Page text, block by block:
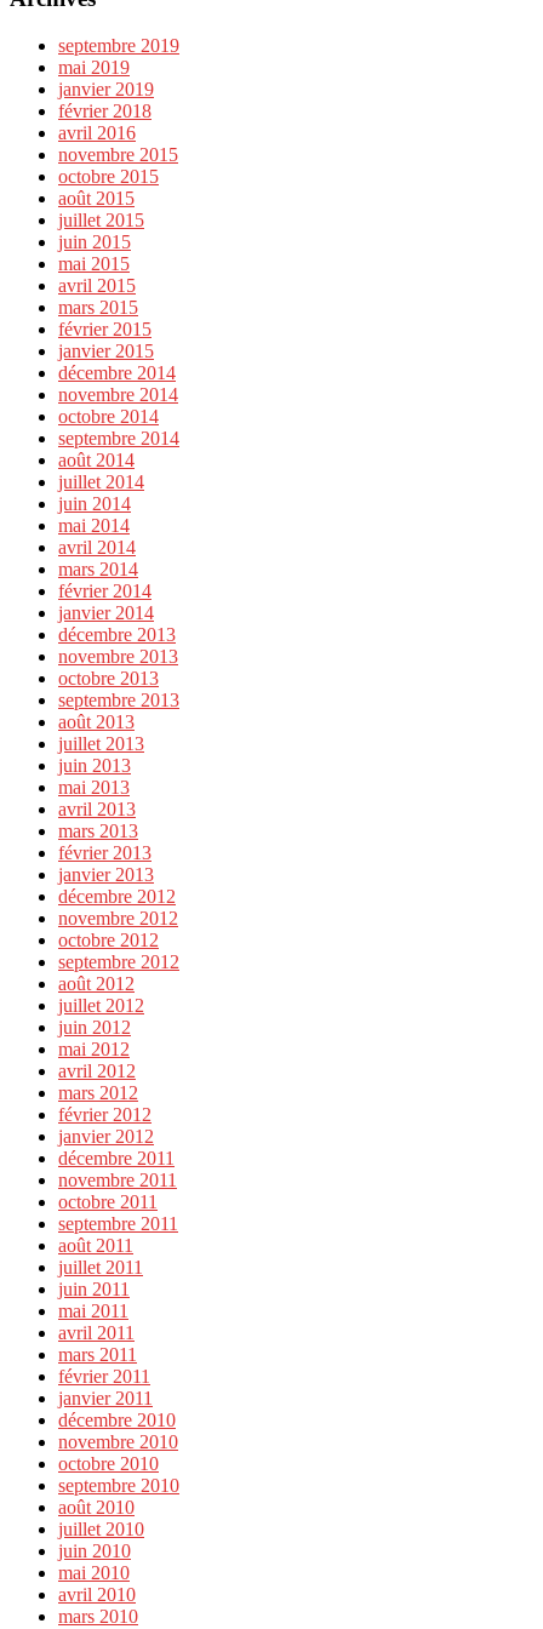
septembre 2019
mai 2019
janvier 2019
février 2018
avril 2016
novembre 2015
octobre 2015
août 2015
juillet 2015
juin 2015
mai 2015
avril 2015
mars 2015
février 2015
janvier 2015
décembre 2014
novembre 2014
octobre 2014
septembre 2014
août 2014
juillet 2014
juin 2014
mai 2014
avril 2014
mars 2014
février 2014
janvier 2014
décembre 2013
novembre 2013
octobre 2013
septembre 2013
août 2013
juillet 2013
juin 2013
mai 2013
avril 2013
mars 2013
février 2013
janvier 2013
décembre 2012
novembre 2012
octobre 2012
septembre 2012
août 2012
juillet 2012
juin 2012
mai 2012
avril 2012
mars 2012
février 2012
janvier 2012
décembre 2011
novembre 2011
octobre 2011
septembre 2011
août 2011
juillet 2011
juin 2011
mai 2011
avril 2011
mars 2011
février 2011
janvier 2011
décembre 2010
novembre 2010
octobre 2010
septembre 2010
août 2010
juillet 2010
juin 2010
mai 2010
avril 2010
mars 2010